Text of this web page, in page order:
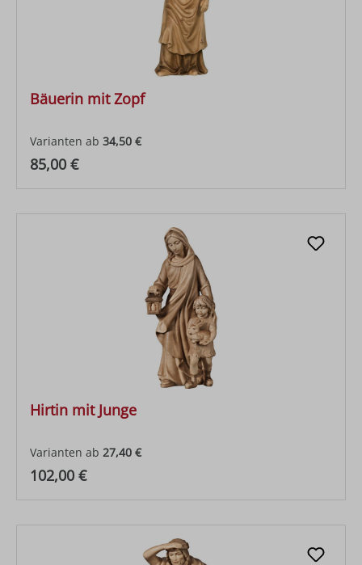
Bäuerin mit Zopf
Varianten ab 34,50 €
Regulärer Preis:
85,00 €
Hirtin mit Junge
Varianten ab 27,40 €
Regulärer Preis:
102,00 €